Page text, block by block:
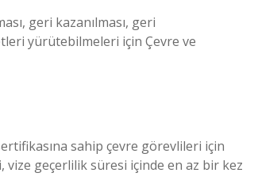
geri kazanılması, geri
yürütebilmeleri için Çevre ve
sahip çevre görevlileri için
vize geçerlilik süresi içinde en az bir kez